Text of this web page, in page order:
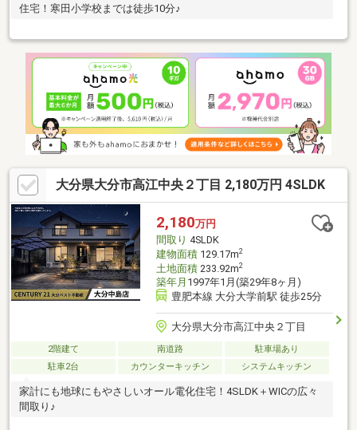
住宅！寒田小学校までは徒歩10分♪
大分県大分市高江中央２丁目 2,180万円 4SLDK
2,180万円
間取り 4SLDK
建物面積129.17m2
土地面積233.92m2
築年月 1997年1月(築29年8ヶ月)
豊肥本線 大分大学前駅 徒歩25分
大分県大分市高江中央２丁目
2階建て 南道路
駐車場あり
駐車2台
カウンターキッチン システムキッチン
家計にも地球にもやさしいオール電化住宅！4SLDK＋WICの広々
間取り♪